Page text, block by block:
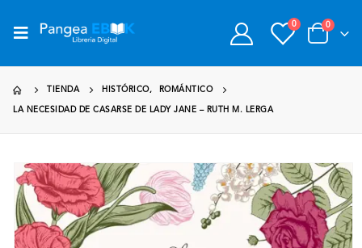
0 0
TIENDA HISTÓRICO, ROMÁNTICO
LA NECESIDAD DE CASARSE DE LADY JANE – RUTH M. LERGA